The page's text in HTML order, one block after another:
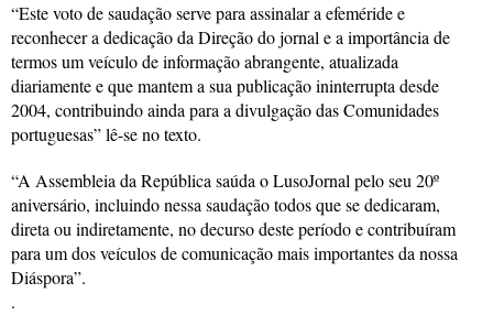
“Este voto de saudação serve para assinalar a efeméride e
reconhecer a dedicação da Direção do jornal e a importância de
termos um veículo de informação abrangente, atualizada
diariamente e que mantem a sua publicação ininterrupta desde
2004, contribuindo ainda para a divulgação das Comunidades
portuguesas” lê-se no texto.
“A Assembleia da República saúda o LusoJornal pelo seu 20º
aniversário, incluindo nessa saudação todos que se dedicaram,
direta ou indiretamente, no decurso deste período e contribuíram
para um dos veículos de comunicação mais importantes da nossa
Diáspora”.
.